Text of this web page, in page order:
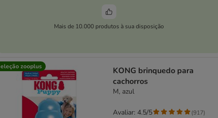
Mais de 10.000 produtos à sua disposição
zooplus
KONG brinquedo para
cachorros
M, azul
Avaliar: 4.5/5 (917)